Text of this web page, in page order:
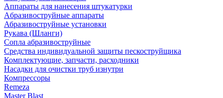
Аппараты для нанесения штукатурки
Aбразивоструйные аппараты
Абразивоструйные установки
Рукава (Шланги)
Сопла абразивоструйные
Средства индивидуальной защиты пескоструйщика
Комплектующие, запчасти, расходники
Насадки для очистки труб изнутри
Компрессоры
Remeza
Master Blast